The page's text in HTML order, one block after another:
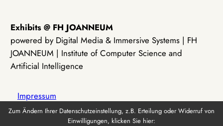
Exhibits @ FH JOANNEUM
powered by Digital Media & Immersive Systems | FH
JOANNEUM | Institute of Computer Science and
Artificial Intelligence
Impressum
Zum Ändern Ihrer Datenschutzeinstellung, z.B. Erteilung oder Widerruf von
Einwilligungen, klicken Sie hier: